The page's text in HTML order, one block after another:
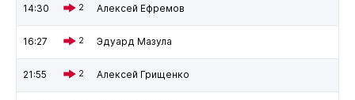
14:30 2 Алексей Ефремов
16:27 2 Эдуард Мазула
21:55 2 Алексей Грищенко